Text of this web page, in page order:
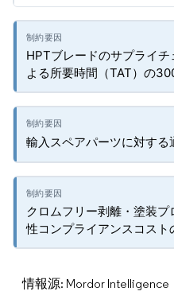
HPTブレードのサプライ
よる所要時間（TAT）の
輸入スペアパーツに対する
クロムフリー剥離・塗装
性コンプライアンスコスト
情報源: Mordor Intelligence